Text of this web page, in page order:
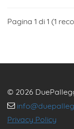
Pagina 1 di 1 (1
© 2026
Privacy Policy